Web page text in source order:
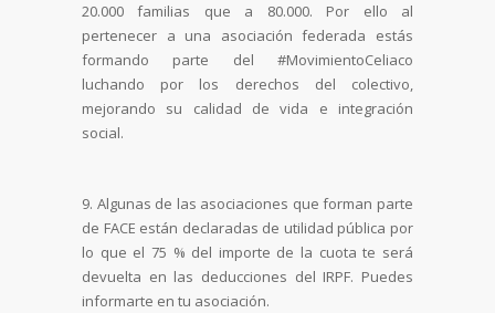
20.000 familias que a 80.000. Por ello al
pertenecer a una asociación federada estás
formando parte del #MovimientoCeliaco
luchando por los derechos del colectivo,
mejorando su calidad de vida e integración
social.
9. Algunas de las asociaciones que forman parte
de FACE están declaradas de utilidad pública por
lo que el 75 % del importe de la cuota te será
devuelta en las deducciones del IRPF. Puedes
informarte en tu asociación.